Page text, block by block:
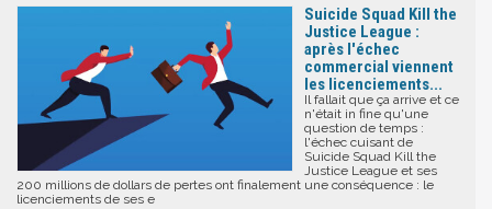
Suicide Squad Kill the
Justice League :
après l'échec
commercial viennent
les licenciements...
Il fallait que ça arrive et ce
n'était in fine qu'une
question de temps :
l'échec cuisant de
Suicide Squad Kill the
Justice League et ses
200 millions de dollars de pertes ont finalement une conséquence : le
licenciements de ses e